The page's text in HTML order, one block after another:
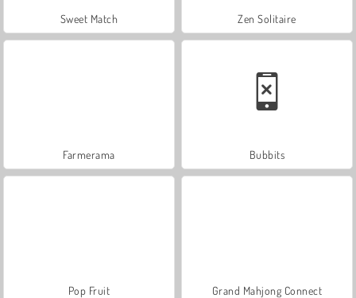
Sweet Match Zen Solitaire
Farmerama Bubbits
Pop Fruit Grand Mahjong Connect